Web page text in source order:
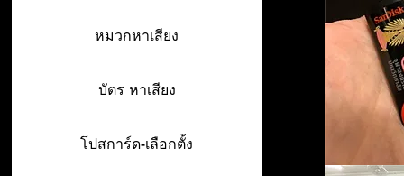
หมวกหาเสียง
บัตร หาเสียง
โปสการ์ด-เลือกตั้ง